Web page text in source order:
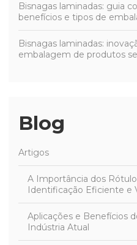
Bisnagas laminadas: guia
benefícios e tipos de
Bisnagas laminadas:
embalagem de produtos
Blog
Artigos
A Importância dos
Identificação Eficiente e
Aplicações e Benefícios
Indústria Atual